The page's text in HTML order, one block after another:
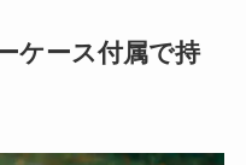
ケース付属で持